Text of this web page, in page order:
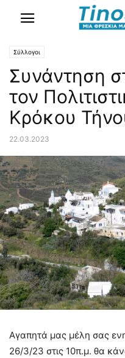
Σύλλογοι
Συνάντηση
τον
Κρόκου
22.03.2023
Αγαπητά μας μέλη σας
26/3/23 στις 10π.μ. θα